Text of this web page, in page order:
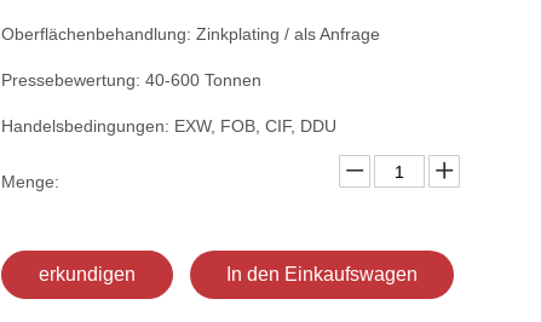
Oberflächenbehandlung: Zinkplating / als Anfrage
Pressebewertung: 40-600 Tonnen
Handelsbedingungen: EXW, FOB, CIF, DDU
Menge:
erkundigen In den Einkaufswagen